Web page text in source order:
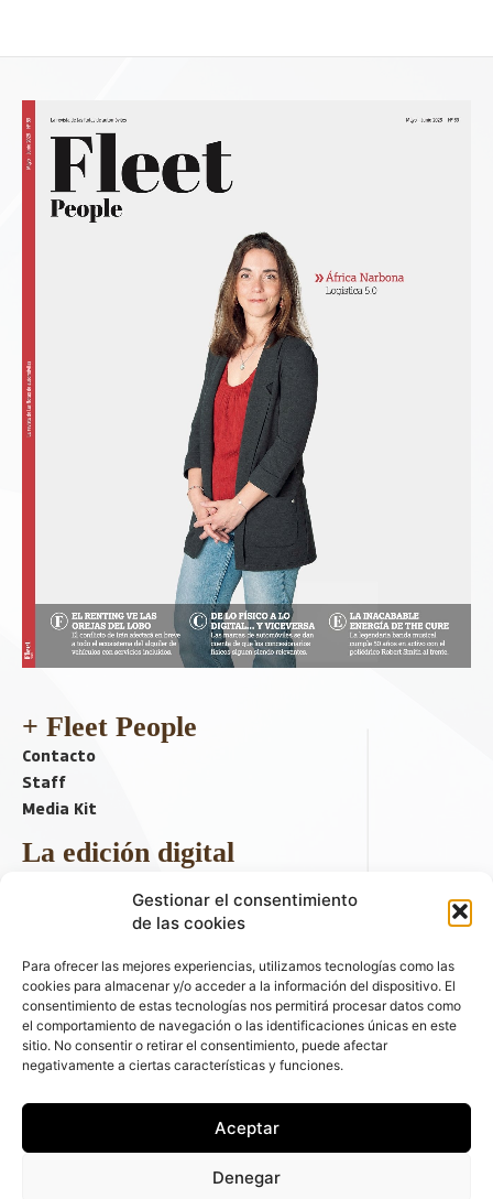
Gestionar el consentimiento
de las cookies
Para ofrecer las mejores experiencias, utilizamos tecnologías como las
cookies para almacenar y/o acceder a la información del dispositivo. El
consentimiento de estas tecnologías nos permitirá procesar datos como
el comportamiento de navegación o las identificaciones únicas en este
sitio. No consentir o retirar el consentimiento, puede afectar
negativamente a ciertas características y funciones.
Aceptar
Denegar
+ Fleet People
Contacto
Staff
Media Kit
La edición digital
Descargar último ejemplar
ir a hemeroteca
+ Contenido en redes sociales
automóviles - C/ Fernández de la Hoz 70, 1ºB - 28003 - Madrid